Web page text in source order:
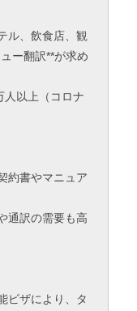
ル、飲食店、観
ー翻訳**が求め
以上（コロナ
約書やマニュア
通訳の需要も高
ビザにより、タ